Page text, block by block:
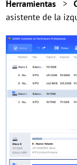
Herramientas >
asistente de la